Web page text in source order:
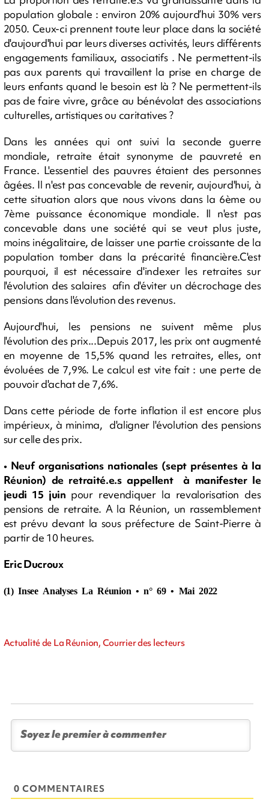
population globale : environ 20% aujourd’hui 30% vers
2050. Ceux-ci prennent toute leur place dans la société
d'aujourd'hui par leurs diverses activités, leurs différents
engagements familiaux, associatifs . Ne permettent-ils
pas aux parents qui travaillent la prise en charge de
leurs enfants quand le besoin est là ? Ne permettent-ils
pas de faire vivre, grâce au bénévolat des associations
culturelles, artistiques ou caritatives ?
Dans les années qui ont suivi la seconde guerre
mondiale, retraite était synonyme de pauvreté en
France. L'essentiel des pauvres étaient des personnes
âgées. Il n'est pas concevable de revenir, aujourd'hui, à
cette situation alors que nous vivons dans la 6ème ou
7ème puissance économique mondiale. Il n'est pas
concevable dans une société qui se veut plus juste,
moins inégalitaire, de laisser une partie croissante de la
population tomber dans la précarité financière.C'est
pourquoi, il est nécessaire d'indexer les retraites sur
l'évolution des salaires afin d'éviter un décrochage des
pensions dans l'évolution des revenus.
Aujourd'hui, les pensions ne suivent même plus
l'évolution des prix...Depuis 2017, les prix ont augmenté
en moyenne de 15,5% quand les retraites, elles, ont
évoluées de 7,9%. Le calcul est vite fait : une perte de
pouvoir d'achat de 7,6%.
Dans cette période de forte inflation il est encore plus
impérieux, à minima, d'aligner l'évolution des pensions
sur celle des prix.
• Neuf organisations nationales (sept présentes à la
Réunion) de retraité.e.s appellent à manifester le
jeudi 15 juin pour revendiquer la revalorisation des
pensions de retraite. A la Réunion, un rassemblement
est prévu devant la sous préfecture de Saint-Pierre à
partir de 10 heures.
Eric Ducroux
(1) Insee Analyses La Réunion • n° 69 • Mai 2022
Actualité de La Réunion, Courrier des lecteurs
0 COMMENTAIRES